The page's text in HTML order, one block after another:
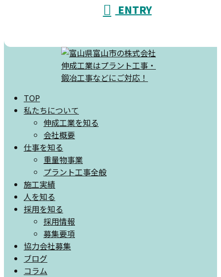
ENTRY
TOP
私たちについて
伸成工業を知る
会社概要
仕事を知る
重量物事業
プラント工事全般
施工実績
人を知る
採用を知る
採用情報
募集要項
協力会社募集
ブログ
コラム